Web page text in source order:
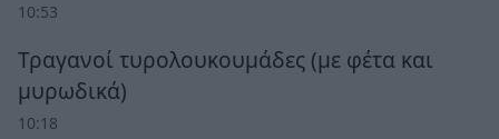
10:53
Τραγανοί τυρολουκουμάδες (με φέτα και
μυρωδικά)
10:18